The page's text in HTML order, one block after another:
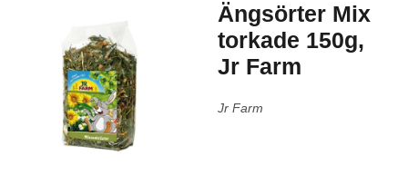
Ängsörter Mix
torkade 150g,
Jr Farm
Jr Farm